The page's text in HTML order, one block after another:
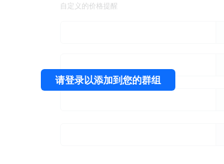
请登录以添加到您的群组
自定义的价格提醒